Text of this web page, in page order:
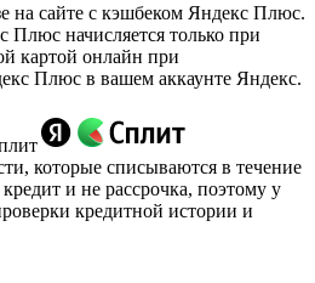
на сайте с кэшбеком Яндекс Плюс.
начисляется только при
картой онлайн при
Плюс в вашем аккаунте Яндекс.
которые списываются в течение
и не рассрочка, поэтому у
кредитной истории и